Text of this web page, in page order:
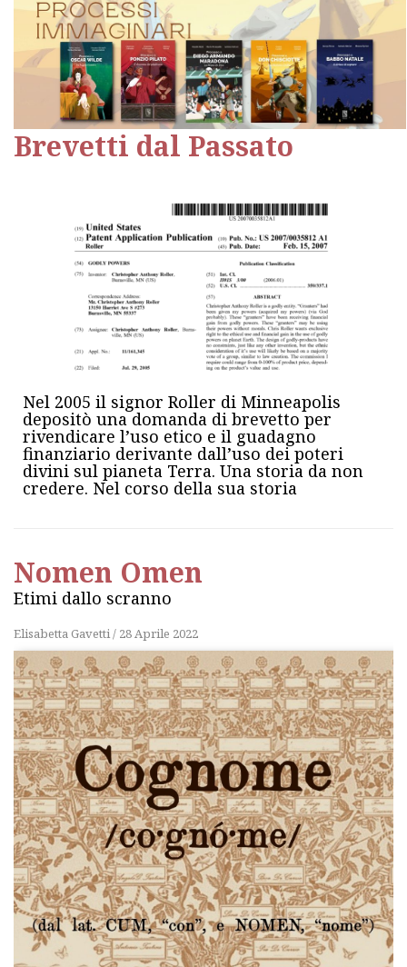
Brevetti dal Passato
Nel 2005 il signor Roller di Minneapolis
depositò una domanda di brevetto per
rivendicare l’uso etico e il guadagno
finanziario derivante dall’uso dei poteri
divini sul pianeta Terra. Una storia da non
credere. Nel corso della sua storia
Nomen Omen
Etimi dallo scranno
Elisabetta Gavetti/ 28 Aprile 2022